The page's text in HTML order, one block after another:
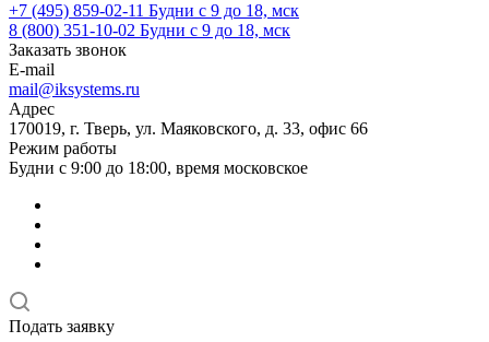
+7 (495) 859-02-11 Будни с 9 до 18, мск
8 (800) 351-10-02 Будни с 9 до 18, мск
Заказать звонок
E-mail
mail@iksystems.ru
Адрес
170019, г. Тверь, ул. Маяковского, д. 33, офис 66
Режим работы
Будни с 9:00 до 18:00, время московское
Подать заявку